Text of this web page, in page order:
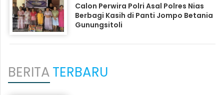
Calon Perwira Polri Asal Polres Nias
Berbagi Kasih di Panti Jompo Betania
Gunungsitoli
BERITATERBARU